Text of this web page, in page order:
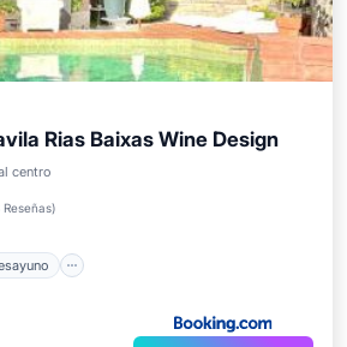
Rias Baixas Wine Design
centro
Reseñas)